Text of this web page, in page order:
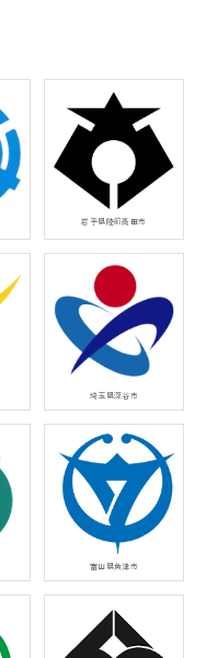
岩手県陸前高田市
埼玉県深谷市
富山県魚津市